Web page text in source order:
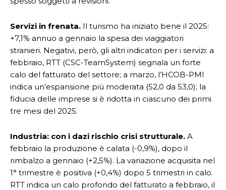
Servizi in frenata. Il turismo ha iniziato bene il 2025:
+7,1% annuo a gennaio la spesa dei viaggiatori
stranieri. Negativi, però, gli altri indicatori per i servizi: a
febbraio, RTT (CSC-TeamSystem) segnala un forte
calo del fatturato del settore; a marzo, l’HCOB-PMI
indica un’espansione più moderata (52,0 da 53,0); la
fiducia delle imprese si è ridotta in ciascuno dei primi
tre mesi del 2025.
Industria: con i dazi rischio crisi strutturale. A
febbraio la produzione è calata (-0,9%), dopo il
rimbalzo a gennaio (+2,5%). La variazione acquisita nel
1° trimestre è positiva (+0,4%) dopo 5 trimestri in calo.
RTT indica un calo profondo del fatturato a febbraio, il